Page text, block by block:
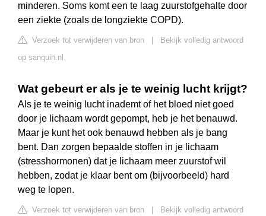
minderen. Soms komt een te laag zuurstofgehalte door
een ziekte (zoals de longziekte COPD).
Verzoek tot verwijderen van bron
Bekijk volledig antwoord
op sanquin.nl
Wat gebeurt er als je te weinig lucht krijgt?
Als je te weinig lucht inademt of het bloed niet goed
door je lichaam wordt gepompt, heb je het benauwd.
Maar je kunt het ook benauwd hebben als je bang
bent. Dan zorgen bepaalde stoffen in je lichaam
(stresshormonen) dat je lichaam meer zuurstof wil
hebben, zodat je klaar bent om (bijvoorbeeld) hard
weg te lopen.
Verzoek tot verwijderen van bron
Bekijk volledig antwoord